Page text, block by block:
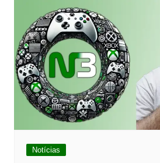
Notícias